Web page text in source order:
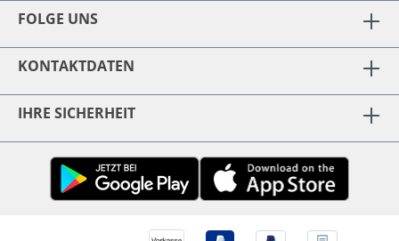
FOLGE UNS
KONTAKTDATEN
IHRE SICHERHEIT